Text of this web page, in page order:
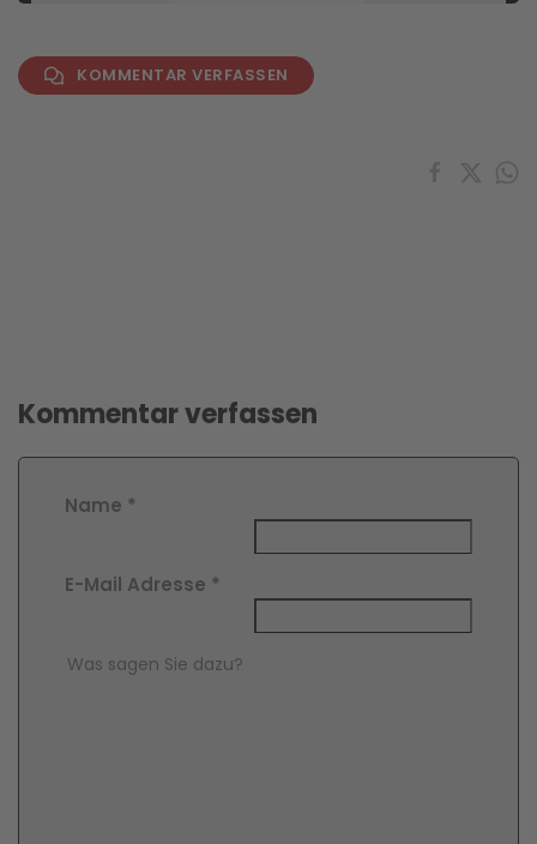
powered by Usercentrics Consent Management
KOMMENTAR VERFASSEN
Kommentar verfassen
Name *
E-Mail Adresse *
Comment Text*